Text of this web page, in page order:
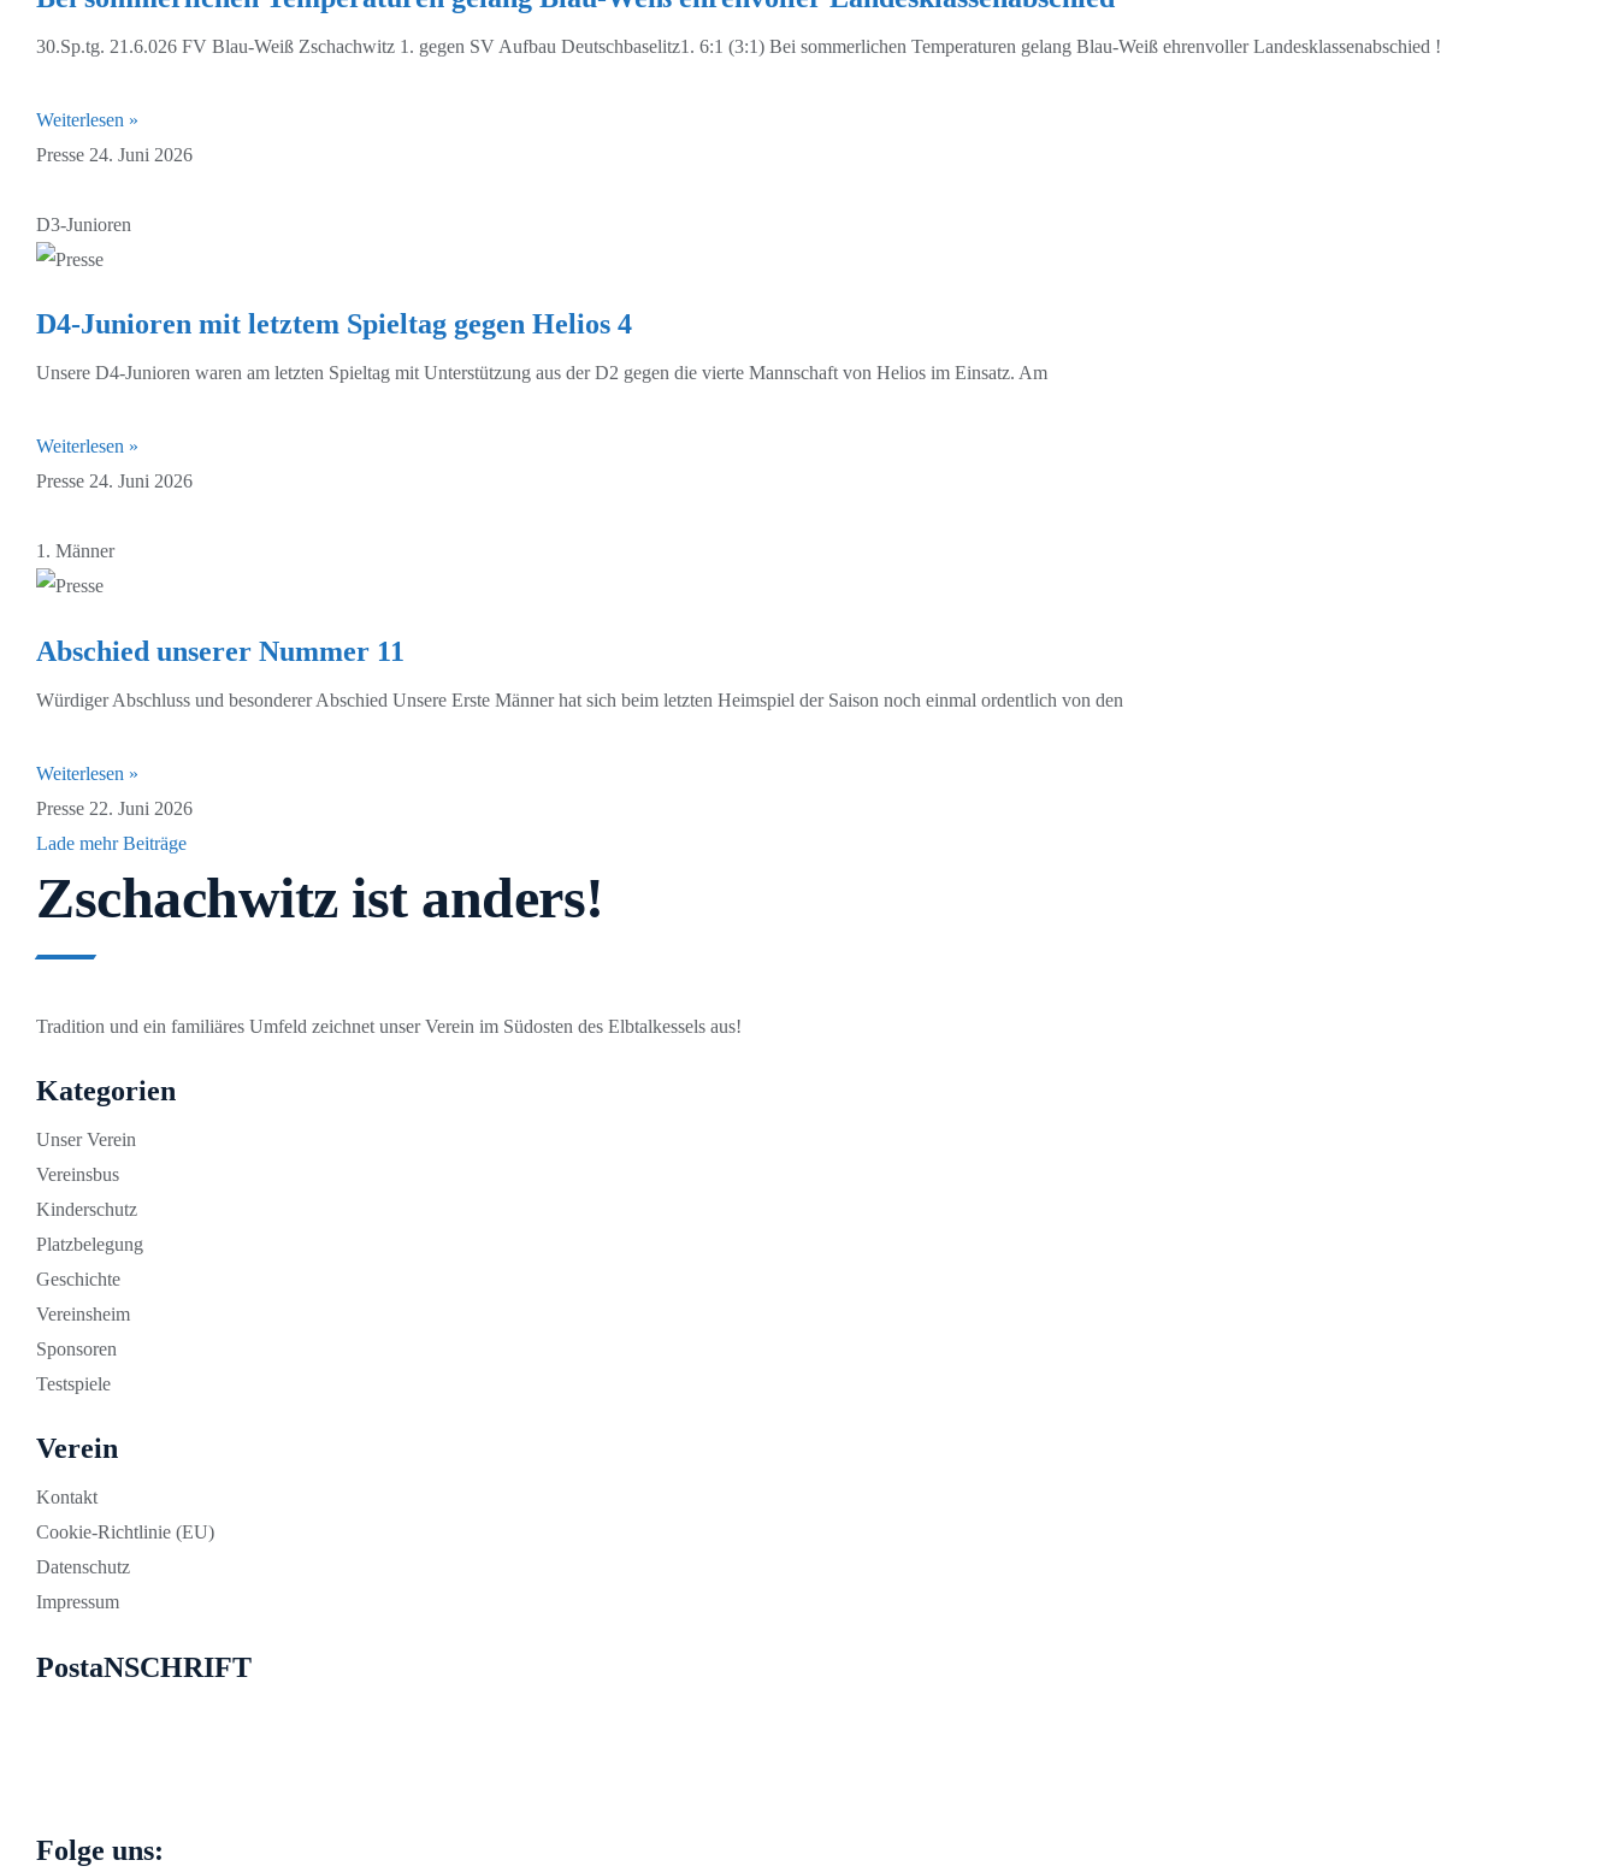
30.Sp.tg. 21.6.026 FV Blau-Weiß Zschachwitz 1. gegen SV Aufbau Deutschbaselitz1. 6:1 (3:1) Bei sommerlichen Temperaturen gelang Blau-Weiß ehrenvoller Landesklassenabschied !
Weiterlesen »
Presse 24. Juni 2026
D3-Junioren
D4-Junioren mit letztem Spieltag gegen Helios 4
Unsere D4-Junioren waren am letzten Spieltag mit Unterstützung aus der D2 gegen die vierte Mannschaft von Helios im Einsatz. Am
Weiterlesen »
Presse 24. Juni 2026
1. Männer
Abschied unserer Nummer 11
Würdiger Abschluss und besonderer Abschied Unsere Erste Männer hat sich beim letzten Heimspiel der Saison noch einmal ordentlich von den
Weiterlesen »
Presse 22. Juni 2026
Lade mehr Beiträge
Zschachwitz ist anders!
Tradition und ein familiäres Umfeld zeichnet unser Verein im Südosten des Elbtalkessels aus!
Kategorien
Unser Verein
Vereinsbus
Kinderschutz
Platzbelegung
Geschichte
Vereinsheim
Sponsoren
Testspiele
Verein
Kontakt
Cookie-Richtlinie (EU)
Datenschutz
Impressum
PostaNSCHRIFT
Folge uns: